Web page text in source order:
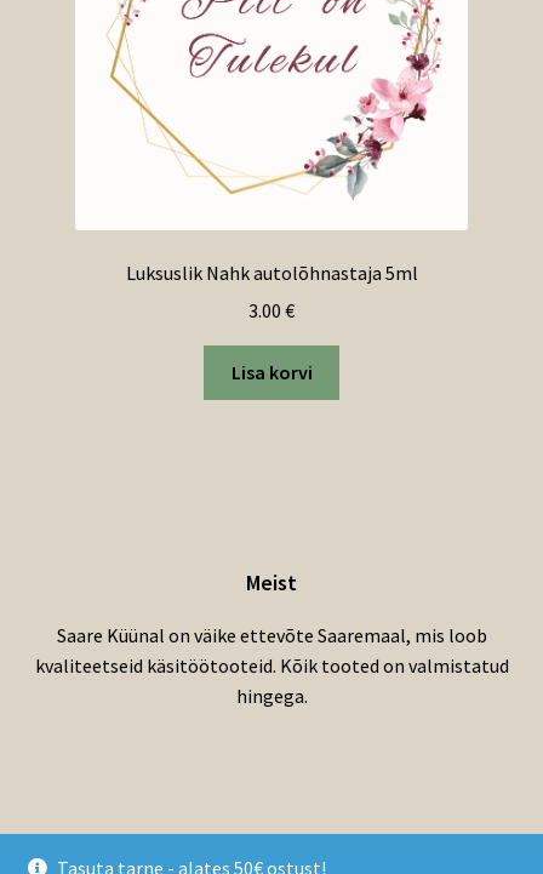
Tasuta tarne - alates 50€ ostust!
Luksuslik Nahk autolõhnastaja 5ml
3.00 €
Lisa korvi
Meist
Saare Küünal on väike ettevõte Saaremaal, mis loob
kvaliteetseid käsitöötooteid. Kõik tooted on valmistatud
hingega.